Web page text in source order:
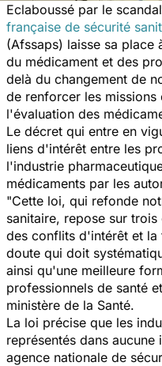
Eclaboussé par le
française de sécurité
(Afssaps) laisse sa place
du médicament et des
delà du changement de
de renforcer les missions
l'évaluation des
Le décret qui entre en
liens d'intérêt entre les
l'industrie
médicaments par les
"Cette loi, qui refonde
sanitaire, repose sur
des conflits d'intérêt et la
doute qui doit
ainsi qu'une meilleure
professionnels de santé
ministère de la Santé.
La loi précise que les
représentés dans
agence nationale de